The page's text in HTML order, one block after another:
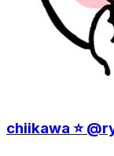
chiikawa ⭐️